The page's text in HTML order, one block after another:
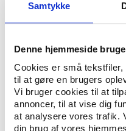
Samtykke
Denne hjemmeside
Cookies er små
til at gøre en brugers
Vi bruger cookies til at
annoncer, til at vise dig
at analysere vores trafik.
din brug af vores
præsidenten og hans
formår – eller reelt
korruptionsproblemer,
bekræftes senest af
britiske parlaments
medier og idræt om
kontroversielle valg af